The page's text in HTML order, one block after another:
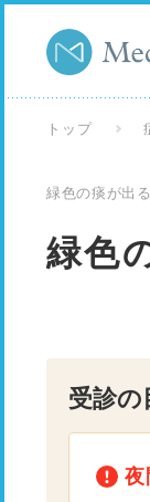
トップ
緑色の痰が出
緑色
受診の
夜